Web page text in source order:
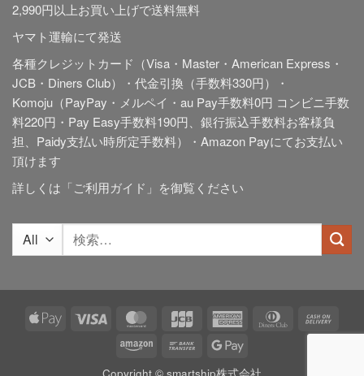
2,990円以上お買い上げで送料無料
ヤマト運輸にて発送
各種クレジットカード（Visa・Master・American Express・
JCB・Diners Club）・代金引換（手数料330円）・
Komoju（PayPay・メルペイ・au Pay手数料0円 コンビニ手数
料220円・Pay Easy手数料190円、銀行振込手数料お客様負
担、Paidy支払い時所定手数料）・Amazon Payにてお支払い
頂けます
詳しくは「ご利用ガイド 」を御覧ください
索
Apple
Visa MasterCardJCB
American
Dinners
Club
On
Amazon
Bank
Google